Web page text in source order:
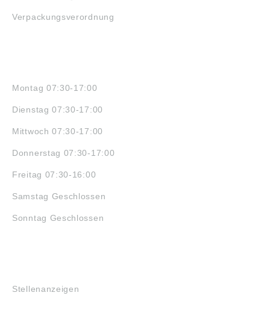
Verpackungsverordnung
Montag 07:30-17:00
Dienstag 07:30-17:00
Mittwoch 07:30-17:00
Donnerstag 07:30-17:00
Freitag 07:30-16:00
Samstag Geschlossen
Sonntag Geschlossen
Stellenanzeigen